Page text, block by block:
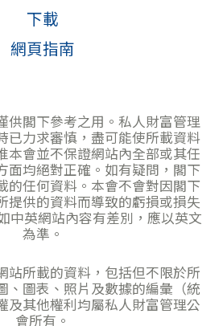
下載
網頁指南
供閣下參考之用。私人財富管理
已力求審慎，盡可能使所載資料
本會並不保證網站內全部或其任
面均絕對正確。如有疑問，閣下
的任何資料。本會不會對因閣下
提供的資料而導致的虧損或損失
中英網站內容有差別，應以英文
為準。
站所載的資料，包括但不限於所
、圖表、照片及數據的編彙（統
及其他權利均屬私人財富管理公
會所有。